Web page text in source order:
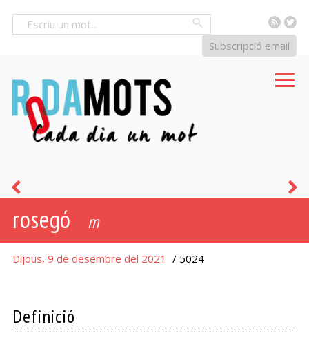
RSS
Subscripció email
rosegó m
Dijous, 9 de desembre del 2021 / 5024
Definició
inxa